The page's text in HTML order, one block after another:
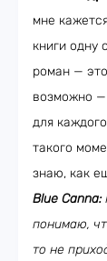
мне
книги одну
роман —
возможно —
для
такого
знаю, как
Blue Canna:
понимаю,
то не